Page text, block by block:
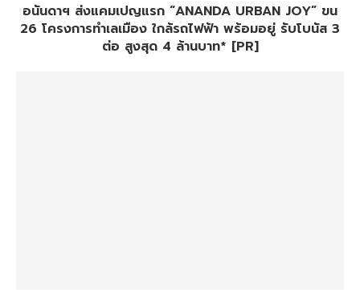
อนันดาฯ ส่งแคมเปญแรก “ANANDA URBAN JOY” ขน
26 โครงการทำเลเมือง ใกล้รถไฟฟ้า พร้อมอยู่ รับโบนัส 3
ต่อ สูงสุด 4 ล้านบาท* [PR]